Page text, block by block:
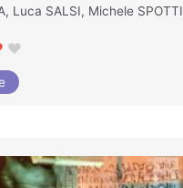
Luca SALSI, Michele SPOTTI